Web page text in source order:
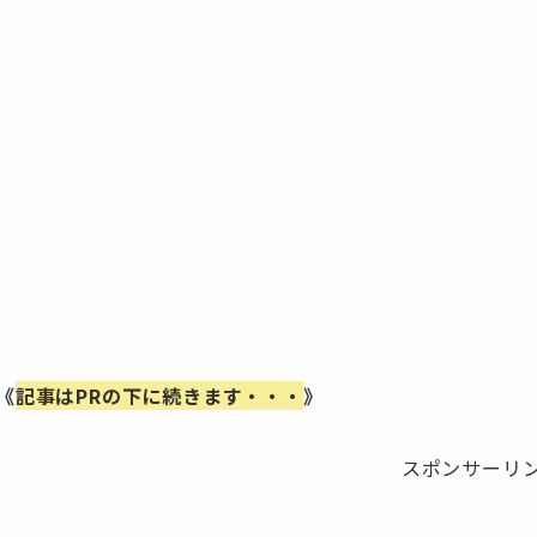
記事はPRの下に続きます・・・ 》
スポンサーリ